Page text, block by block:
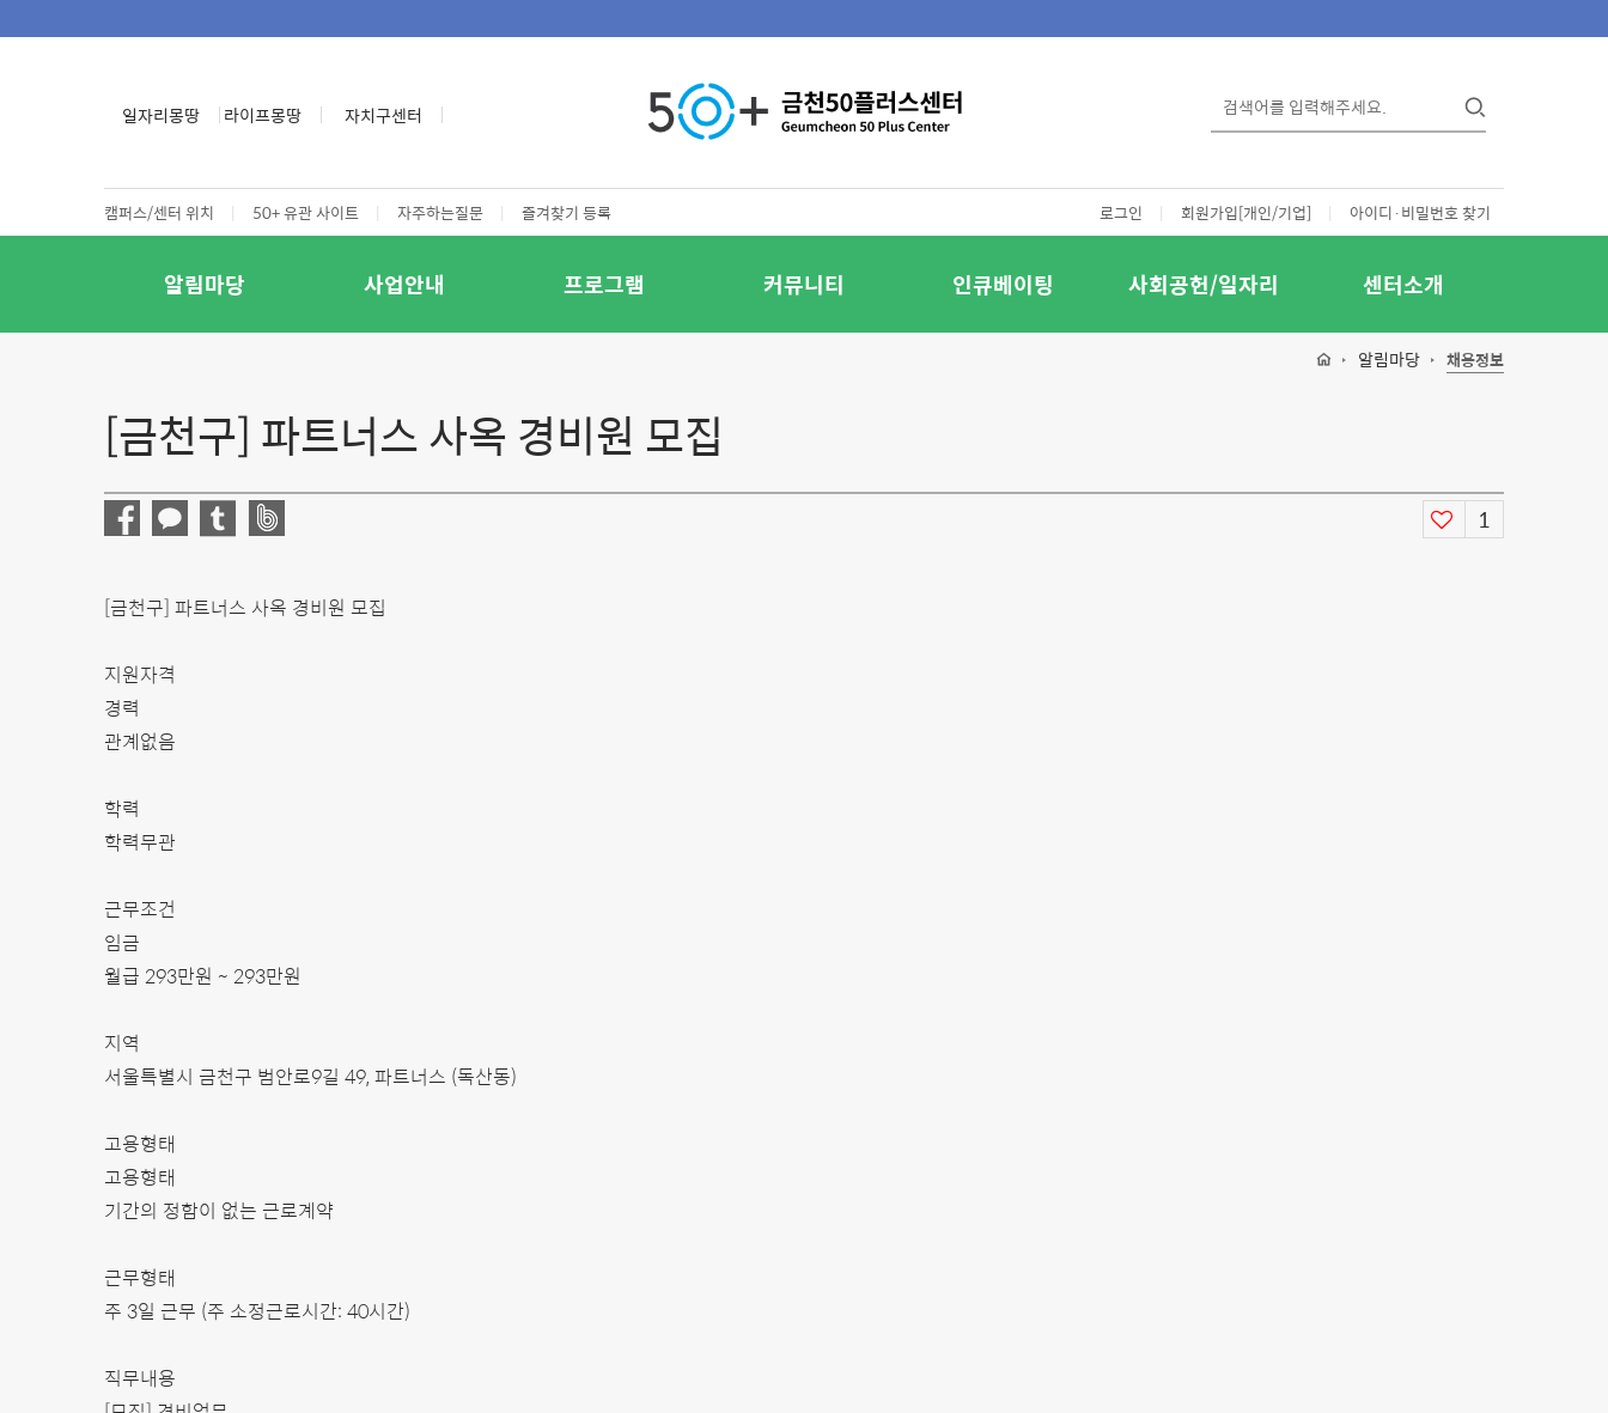
일자리몽땅 라이프몽땅 자치구센터
캠퍼스/센터 위치 | 50+ 유관 사이트 | 자주하는질문 | 즐겨찾기 등록 로그인 | 회원가입[개인/기업] | 아이디·비밀번호 찾기
알림마당 사업안내 프로그램 커뮤니티 인큐베이팅 사회공헌/일자리 센터소개
알림마당 채용정보
[금천구] 파트너스 사옥 경비원 모집
1
[금천구] 파트너스 사옥 경비원 모집
지원자격
경력
관계없음
학력
학력무관
근무조건
임금
월급 293만원 ~ 293만원
지역
서울특별시 금천구 범안로9길 49, 파트너스 (독산동)
고용형태
고용형태
기간의 정함이 없는 근로계약
근무형태
주 3일 근무 (주 소정근로시간: 40시간)
직무내용